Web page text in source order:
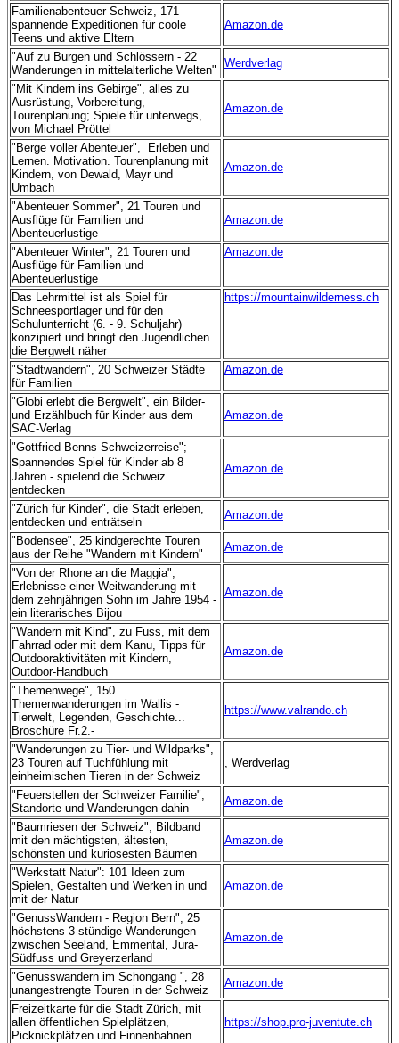
Familienabenteuer Schweiz, 171
spannende Expeditionen für coole
Teens und aktive Eltern
Amazon.de
"Auf zu Burgen und Schlössern - 22
Wanderungen in mittelalterliche Welten"
Werdverlag
"Mit Kindern ins Gebirge", alles zu
Ausrüstung, Vorbereitung,
Tourenplanung; Spiele für unterwegs,
von Michael Pröttel
Amazon.de
"Berge voller Abenteuer", Erleben und
Lernen. Motivation. Tourenplanung mit
Kindern, von Dewald, Mayr und
Umbach
Amazon.de
"Abenteuer Sommer", 21 Touren und
Ausflüge für Familien und
Abenteuerlustige
Amazon.de
"Abenteuer Winter", 21 Touren und
Ausflüge für Familien und
Abenteuerlustige
Amazon.de
Das Lehrmittel ist als Spiel für
Schneesportlager und für den
Schulunterricht (6. - 9. Schuljahr)
konzipiert und bringt den Jugendlichen
die Bergwelt näher
https://mountainwilderness.ch
"Stadtwandern", 20 Schweizer Städte
für Familien
Amazon.de
"Globi erlebt die Bergwelt", ein Bilder-
und Erzählbuch für Kinder aus dem
SAC-Verlag
Amazon.de
"Gottfried Benns Schweizerreise";
spannendes Spiel für Kinder ab 8
Jahren - spielend die Schweiz
entdecken
Amazon.de
"Zürich für Kinder", die Stadt erleben,
entdecken und enträtseln
Amazon.de
"Bodensee", 25 kindgerechte Touren
aus der Reihe "Wandern mit Kindern"
Amazon.de
"Von der Rhone an die Maggia";
Erlebnisse einer Weitwanderung mit
dem zehnjährigen Sohn im Jahre 1954 -
ein literarisches Bijou
Amazon.de
"Wandern mit Kind", zu Fuss, mit dem
Fahrrad oder mit dem Kanu, Tipps für
Outdooraktivitäten mit Kindern,
Outdoor-Handbuch
Amazon.de
"Themenwege", 150
Themenwanderungen im Wallis -
Tierwelt, Legenden, Geschichte...
Broschüre Fr.2.-
https://www.valrando.ch
"Wanderungen zu Tier- und Wildparks",
23 Touren auf Tuchfühlung mit
einheimischen Tieren in der Schweiz
, Werdverlag
"Feuerstellen der Schweizer Familie";
Standorte und Wanderungen dahin
Amazon.de
"Baumriesen der Schweiz"; Bildband
mit den mächtigsten, ältesten,
schönsten und kuriosesten Bäumen
Amazon.de
"Werkstatt Natur": 101 Ideen zum
Spielen, Gestalten und Werken in und
mit der Natur
Amazon.de
"GenussWandern - Region Bern", 25
höchstens 3-stündige Wanderungen
zwischen Seeland, Emmental, Jura-
Südfuss und Greyerzerland
Amazon.de
"Genusswandern im Schongang ", 28
unangestrengte Touren in der Schweiz
Amazon.de
Freizeitkarte für die Stadt Zürich, mit
allen öffentlichen Spielplätzen,
Picknickplätzen und Finnenbahnen
https://shop.pro-juventute.ch